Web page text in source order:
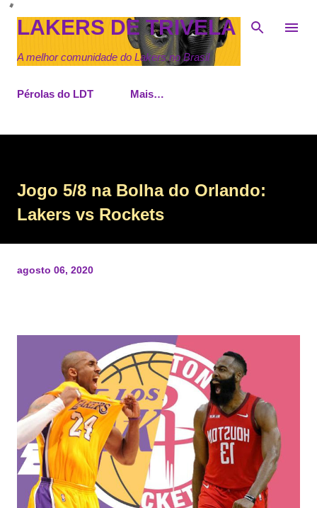
Pular para o conteúdo principal
LAKERS DE TRIVELA
A melhor comunidade do Lakers no Brasil
Pérolas do LDT Mais…
Jogo 5/8 na Bolha do Orlando:
Lakers vs Rockets
agosto 06, 2020